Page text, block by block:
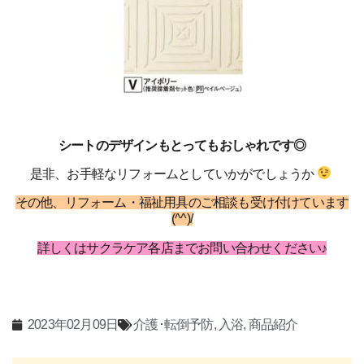
シートのデザインもとってもおしゃれです◎
是非、お手軽なリフォームとしていかがでしょうか
その他、リフォーム・福祉用具のご相談も受け付けています
(^^)/
詳しくはサクラケア各店までお問い合わせください♪
2023年02月09日 介護･転倒予防, 入浴, 商品紹介